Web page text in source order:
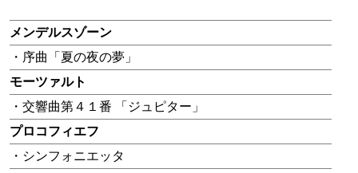
メンデルスゾーン
・序曲「夏の夜の夢」
モーツァルト
・交響曲第４１番 「ジュピター」
プロコフィエフ
・シンフォニエッタ